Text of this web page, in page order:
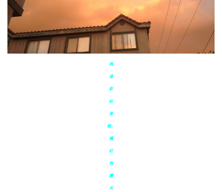
两
道
彩
虹
渐
蜕，
橘
红
色
霞
光